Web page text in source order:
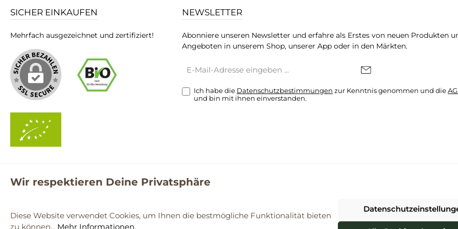
SICHER EINKAUFEN
Mehrfach ausgezeichnet und zertifiziert!
NEWSLETTER
Abonniere unseren Newsletter und erfahre als Erstes von neuen Produkten
Angeboten in unserem Shop, unserer App oder in den Märkten.
Mail-
Ich habe die Datenschutzbestimmungen zur Kenntnis genommen und die
und bin mit ihnen einverstanden.
© 2026 ProBiomarkt WebShop - Alle Rechte vorbehalten. Theme by
Wir respektieren Deine Privatsphäre
Diese Website verwendet Cookies, um Ihnen die bestmögliche Funktionalität bieten
zu können... Mehr Informationen.